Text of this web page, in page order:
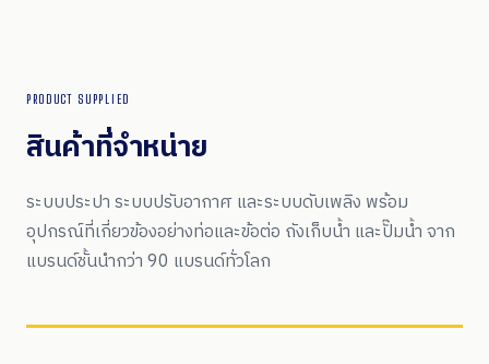
PRODUCT SUPPLIED
สินค้าที่จำหน่าย
ระบบประปา ระบบปรับอากาศ และระบบดับเพลิง พร้อม
อุปกรณ์ที่เกี่ยวข้องอย่างท่อและข้อต่อ ถังเก็บน้ำ และปั๊มน้ำ จาก
แบรนด์ชั้นนำกว่า 90 แบรนด์ทั่วโลก